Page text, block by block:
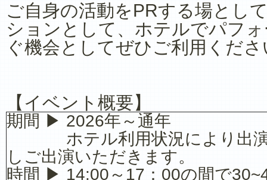
ご自身の活動をPRする場とし
ションとして、ホテルでパフ
ぐ機会としてぜひご利用くださ
【イベント概要】
期間 ▶ 2026年～通年
ホテル利用状況により出演
しご出演いただきます。
時間 ▶ 14:00～17：00の間で